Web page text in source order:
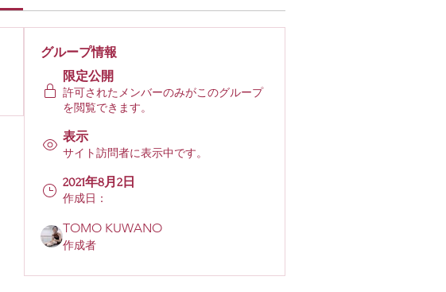
グループ情報
限定公開
許可されたメンバーのみがこのグループ
を閲覧できます。
表示
サイト訪問者に表示中です。
2021年8月2日
作成日：
TOMO KUWANO
作成者